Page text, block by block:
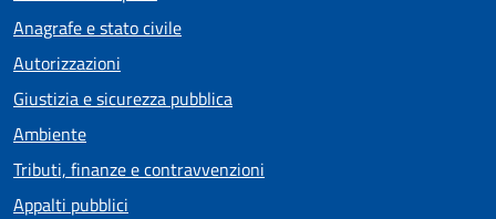
Anagrafe e stato civile
Autorizzazioni
Giustizia e sicurezza pubblica
Ambiente
Tributi, finanze e contravvenzioni
Appalti pubblici